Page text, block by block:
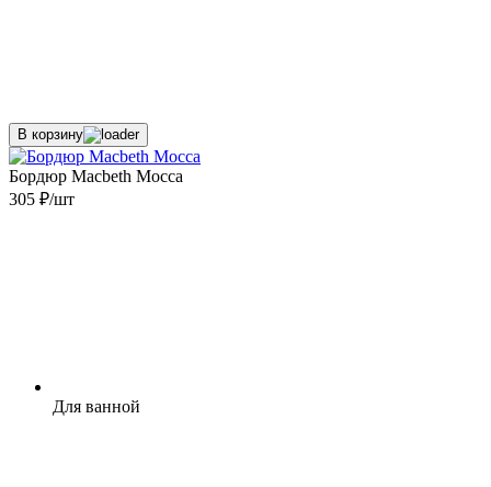
В корзину
Бордюр Macbeth Mocca
305 ₽/шт
Для ванной